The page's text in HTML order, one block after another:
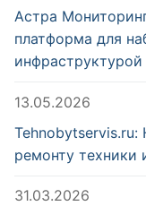
Астра
платформа для
инфраструктурой
13.05.2026
ремонту техники
31.03.2026